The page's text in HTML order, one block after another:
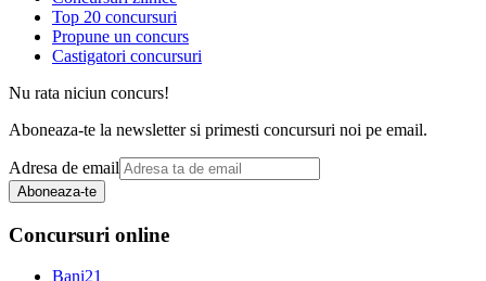
Top 20 concursuri
Propune un concurs
Castigatori concursuri
Nu rata niciun concurs!
Aboneaza-te la newsletter si primesti concursuri noi pe email.
Adresa de email
Aboneaza-te
Concursuri online
Bani21